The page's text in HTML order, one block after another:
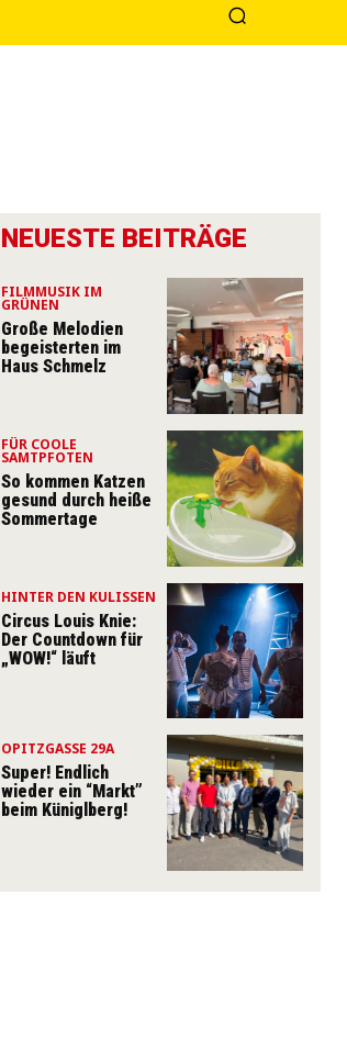
NEUESTE BEITRÄGE
FILMMUSIK IM
GRÜNEN
Große Melodien
begeisterten im
Haus Schmelz
FÜR COOLE
SAMTPFOTEN
So kommen Katzen
gesund durch heiße
Sommertage
HINTER DEN KULISSEN
Circus Louis Knie:
Der Countdown für
„WOW!“ läuft
OPITZGASSE 29A
Super! Endlich
wieder ein “Markt”
beim Küniglberg!